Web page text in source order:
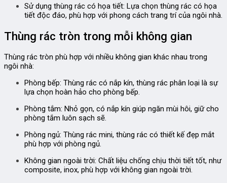
Sử dụng thùng rác có họa tiết: Lựa chọn thùng rác có họa
tiết độc đáo, phù hợp với phong cách trang trí của ngôi nhà.
Thùng rác tròn trong mỗi không gian
Thùng rác tròn phù hợp với nhiều không gian khác nhau trong
ngôi nhà:
Phòng bếp: Thùng rác có nắp kín, thùng rác phân loại là sự
lựa chọn hoàn hảo cho phòng bếp.
Phòng tắm: Nhỏ gọn, có nắp kín giúp ngăn mùi hôi, giữ cho
phòng tắm luôn sạch sẽ.
Phòng ngủ: Thùng rác mini, thùng rác có thiết kế đẹp mắt
phù hợp với phòng ngủ.
Không gian ngoài trời: Chất liệu chống chịu thời tiết tốt, như
composite, inox, phù hợp với không gian ngoài trời.